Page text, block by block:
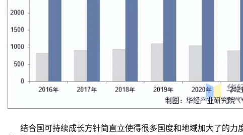
结合国可持续成长方针简直立使得很多国度和地域加大了的力